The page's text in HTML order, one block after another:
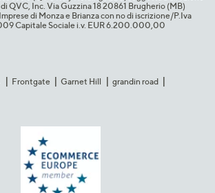
QVC, Inc. Via Guzzina 18 20861 Brugherio (MB)​
di Monza e Brianza con no di iscrizione/P.Iva
Capitale Sociale i.v. EUR 6.200.000,00​
Frontgate Garnet Hill
grandin road